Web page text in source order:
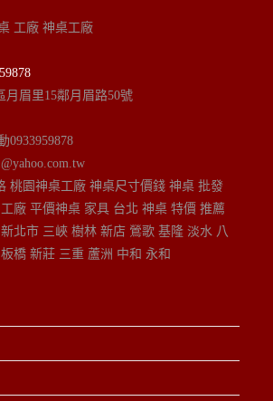
工廠 神桌工廠
月眉里15鄰月眉路50號
0933959878
桃園神桌工廠 神桌尺寸價錢 神桌 批發
廠 平價神桌 家具 台北 神桌 特價 推薦
北市 三峽 樹林 新店 鶯歌 基隆 淡水 八
橋 新莊 三重 蘆洲 中和 永和